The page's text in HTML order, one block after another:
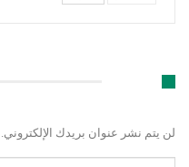
لن يتم نشر عنوان بريدك الإلكتروني.